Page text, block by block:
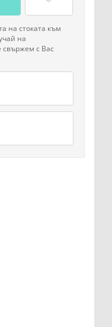
на стоката към
на
свържем с Вас